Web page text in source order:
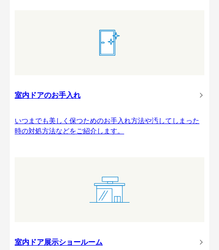
室内ドアのお手入れ
いつまでも美しく保つためのお手入れ方法や汚してしまった
時の対処方法などをご紹介します。
室内ドア展示ショールーム